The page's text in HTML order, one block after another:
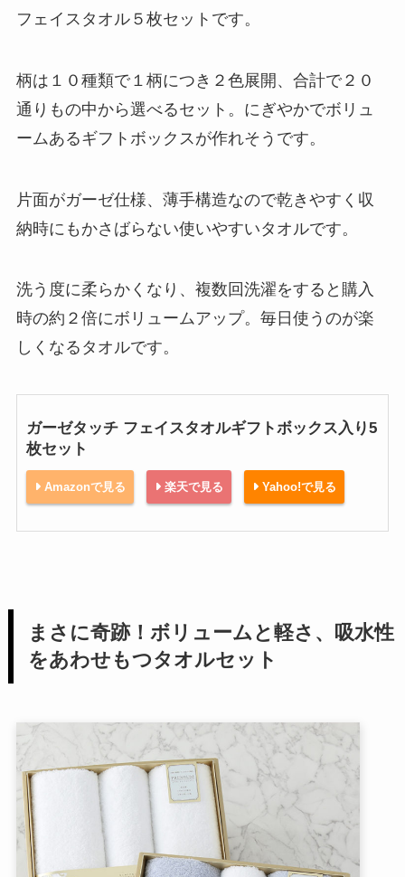
フェイスタオル５枚セットです。
柄は１０種類で１柄につき２色展開、合計で２０
通りもの中から選べるセット。にぎやかでボリュ
ームあるギフトボックスが作れそうです。
片面がガーゼ仕様、薄手構造なので乾きやすく収
納時にもかさばらない使いやすいタオルです。
洗う度に柔らかくなり、複数回洗濯をすると購入
時の約２倍にボリュームアップ。毎日使うのが楽
しくなるタオルです。
ガーゼタッチ フェイスタオルギフトボックス入り5
枚セット
Amazonで見る 楽天で見る Yahoo!で見る
まさに奇跡！ボリュームと軽さ、吸水性
をあわせもつタオルセット